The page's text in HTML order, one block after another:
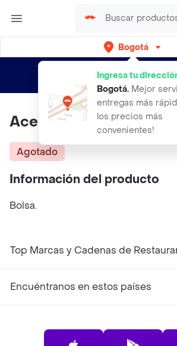
Bogotá
Ingresa tu
Bogotá. Mejor
entregas más
los precios más
convenientes!
envíos gratis por semanas
Aceite Aburrá Girasol
Agotado
Información del producto
Bolsa.
Top Marcas y Cadenas de
Encuéntranos en estos países